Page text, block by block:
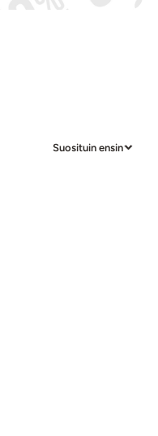
Suosituin ensin